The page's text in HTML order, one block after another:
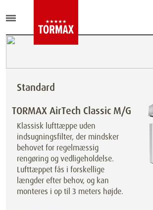
Standard
TORMAX AirTech Classic M/G
Klassisk lufttæppe uden
indsugningsfilter, der mindsker
behovet for regelmæssig
rengøring og vedligeholdelse.
Lufttæppet fås i forskellige
længder efter behov, og kan
monteres i op til 3 meters højde.